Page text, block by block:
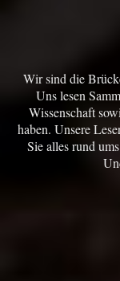
Wir sind die
Uns lesen
Wissenschaft
haben. Unsere
Sie alles rund